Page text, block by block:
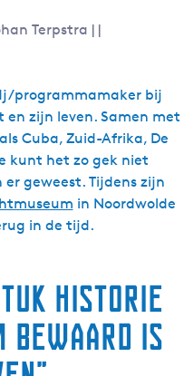
Terpstra | |
programmamaker bij
en zijn leven. Samen met
Cuba, Zuid-Afrika, De
kunt het zo gek niet
er geweest. Tijdens zijn
in Noordwolde
in de tijd.
historie
bewaard is